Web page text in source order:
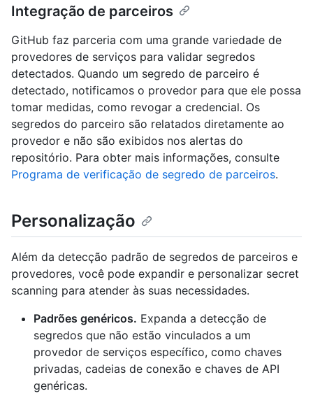
Integração de parceiros
GitHub faz parceria com uma grande variedade de
provedores de serviços para validar segredos
detectados. Quando um segredo de parceiro é
detectado, notificamos o provedor para que ele possa
tomar medidas, como revogar a credencial. Os
segredos do parceiro são relatados diretamente ao
provedor e não são exibidos nos alertas do
repositório. Para obter mais informações, consulte
Programa de verificação de segredo de parceiros.
Personalização
Além da detecção padrão de segredos de parceiros e
provedores, você pode expandir e personalizar secret
scanning para atender às suas necessidades.
Padrões genéricos. Expanda a detecção de
segredos que não estão vinculados a um
provedor de serviços específico, como chaves
privadas, cadeias de conexão e chaves de API
genéricas.